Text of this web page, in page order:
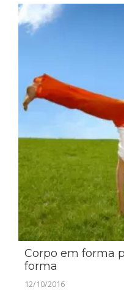
Corpo em forma
forma
12/10/2016